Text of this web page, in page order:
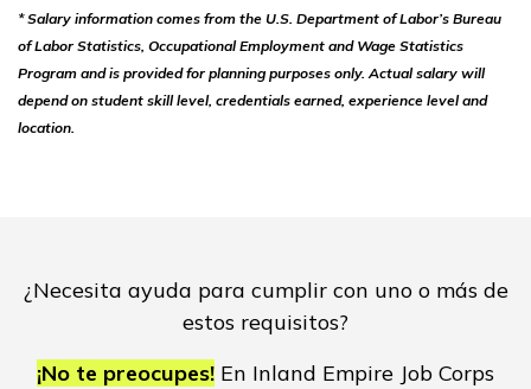
* Salary information comes from the U.S. Department of Labor’s Bureau
of Labor Statistics, Occupational Employment and Wage Statistics
Program and is provided for planning purposes only. Actual salary will
depend on student skill level, credentials earned, experience level and
location.
¿Necesita ayuda para cumplir con uno o más de
estos requisitos?
¡No te preocupes! En Inland Empire Job Corps